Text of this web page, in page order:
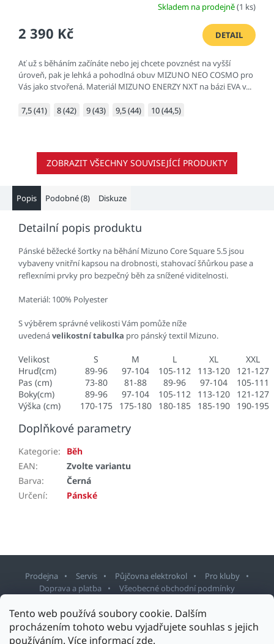
Tento web používá soubory cookie. Dalším
procházením tohoto webu vyjadřujete souhlas s jejich
používáním. Více informacízde.
Skladem na prodejně(1 ks)
2 390 Kč DETAIL
Ať už s běháním začínáte nebo jej chcete povznést na vyšší
úroveň, pak je lehká a pohodlná obuv MIZUNO NEO COSMO pro
Vás jako stvořená. Materiál MIZUNO ENERZY NXT na bázi EVA v...
7,5 (41) 8 (42) 9 (43) 9,5 (44) 10 (44,5)
ZOBRAZIT VŠECHNY SOUVISEJÍCÍ PRODUKTY
Popis Podobné (8) Diskuze
Detailní popis produktu
Pánské běžecké šortky na běhání Mizuno Core Square 5.5 jsou
vybaveny vnitřní kapsou na drobnosti, stahovací šňůrkou pase a
reflexními prvky pro bezpečný běh za snížené viditelnosti.
Materiál: 100% Polyester
S výběrem správné velikosti Vám pomůže níže
uvedenávelikostní tabulka pro pánský textil Mizuno.
Velikost S M L XL
XXL
Hruď(cm)
89-96 97-104 105-112 113-120
121-127
Pas (cm)
73-80 81-88 89-96 97-104
105-111
Boky(cm)
89-96 97-104 105-112 113-120
121-127
Výška (cm)
170-175 175-180 180-185 185-190 190-195
Doplňkové parametry
Kategorie:
Běh
EAN:
Zvolte variantu
Barva:
Černá
Určení: Pánské
Prodejna Servis Půjčovna elektrokol
Pro kluby
Doprava a platba
Všeobecné obchodní podmínky